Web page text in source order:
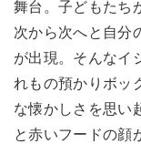
舞台。子どもたち
次から次へと自分
が出現。そんなイ
れもの預かりボッ
な懐かしさを思い
と赤いフードの顔